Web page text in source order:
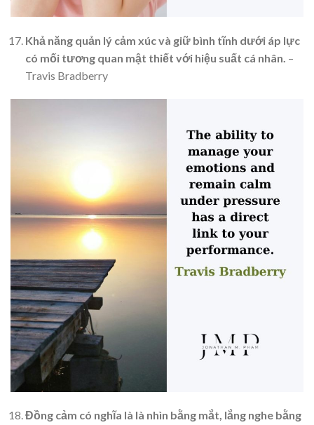
Khả năng quản lý cảm xúc và giữ bình tĩnh dưới áp lực
có mối tương quan mật thiết với hiệu suất cá nhân. –
Travis Bradberry
Đồng cảm có nghĩa là là nhìn bằng mắt, lắng nghe bằng